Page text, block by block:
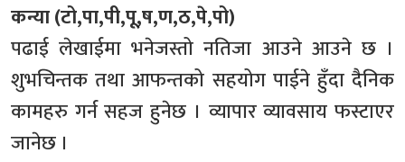
कन्या (टो,पा,पी,पू,ष,ण,ठ,पे,पो)
पढाई लेखाईमा भनेजस्तो नतिजा आउने आउने छ ।
शुभचिन्तक तथा आफन्तको सहयोग पाईने हुँदा दैनिक
कामहरु गर्न सहज हुनेछ । व्यापार व्यावसाय फस्टाएर
जानेछ ।